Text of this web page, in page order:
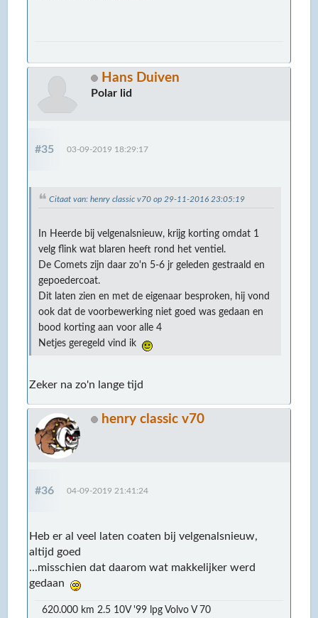
Hans Duiven
Polar lid
#35 03-09-2019 18:29:17
Citaat van: henry classic v70 op 29-11-2016 23:05:19
In Heerde bij velgenalsnieuw, krijg korting omdat 1
velg flink wat blaren heeft rond het ventiel.
De Comets zijn daar zo'n 5-6 jr geleden gestraald en
gepoedercoat.
Dit laten zien en met de eigenaar besproken, hij vond
ook dat de voorbewerking niet goed was gedaan en
bood korting aan voor alle 4
Netjes geregeld vind ik
Zeker na zo'n lange tijd
henry classic v70
#36 04-09-2019 21:41:24
Heb er al veel laten coaten bij velgenalsnieuw,
altijd goed
...misschien dat daarom wat makkelijker werd
gedaan
620.000 km 2.5 10V '99 lpg Volvo V 70